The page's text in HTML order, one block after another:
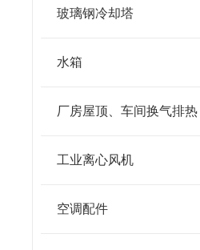
玻璃钢冷却塔
水箱
厂房屋顶、车间换气排热
工业离心风机
空调配件